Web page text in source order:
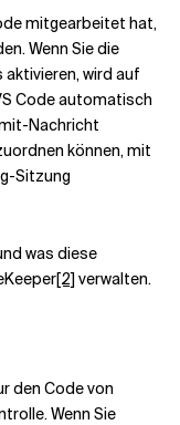
mitgearbeitet hat,
Wenn Sie die
wird auf
Code automatisch
Nachricht
können, mit
Sitzung
was diese
[2]verwalten.
den Code von
Wenn Sie